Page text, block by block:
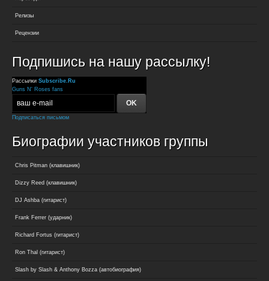
Релизы
Рецензии
Подпишись на нашу рассылку!
Рассылки Subscribe.Ru
Guns N' Roses fans
Подписаться письмом
Биографии участников группы
Chris Pitman (клавишник)
Dizzy Reed (клавишник)
DJ Ashba (гитарист)
Frank Ferrer (ударник)
Richard Fortus (гитарист)
Ron Thal (гитарист)
Slash by Slash & Anthony Bozza (автобиография)